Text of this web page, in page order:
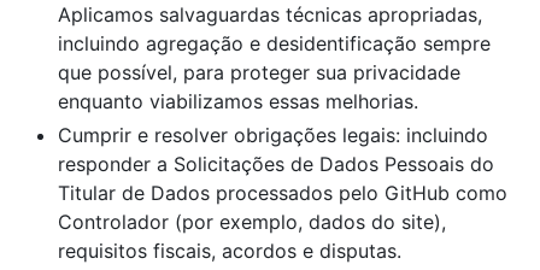
Aplicamos salvaguardas técnicas apropriadas,
incluindo agregação e desidentificação sempre
que possível, para proteger sua privacidade
enquanto viabilizamos essas melhorias.
Cumprir e resolver obrigações legais: incluindo
responder a Solicitações de Dados Pessoais do
Titular de Dados processados pelo GitHub como
Controlador (por exemplo, dados do site),
requisitos fiscais, acordos e disputas.